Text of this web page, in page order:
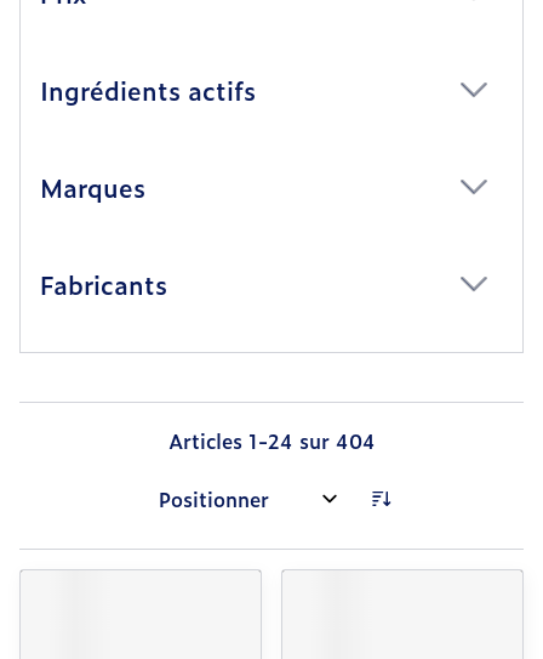
Ingrédients actifs
Marques
Fabricants
Articles 1-24 sur 404
Trier par: